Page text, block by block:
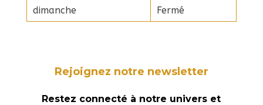
dimanche
Fermé
Rejoignez notre newsletter
Restez connecté à notre univers et